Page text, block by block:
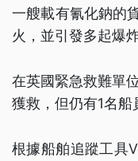
一艘載有氰化鈉的
火，並引發多起爆
在英國緊急救難單
獲救，但仍有1名船
根據船舶追蹤工具